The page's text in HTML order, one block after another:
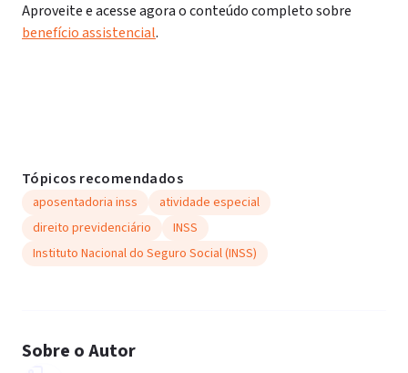
Aproveite e acesse agora o conteúdo completo sobre
benefício assistencial.
Tópicos recomendados
aposentadoria inss
atividade especial
direito previdenciário
INSS
Instituto Nacional do Seguro Social (INSS)
Sobre o Autor